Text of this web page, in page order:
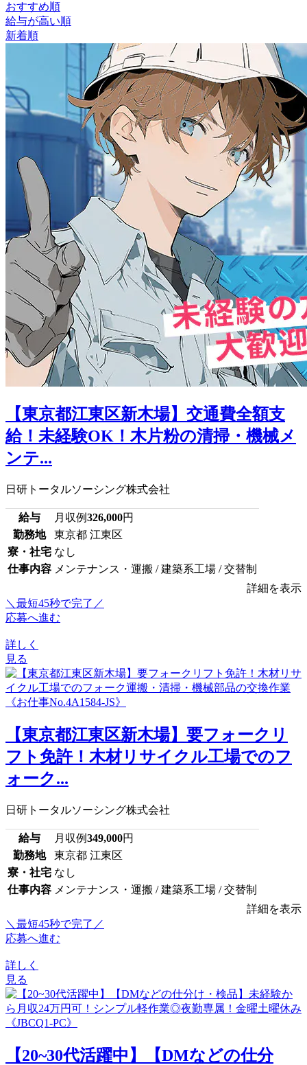
おすすめ順
給与が高い順
新着順
【東京都江東区新木場】交通費全額支
給！未経験OK！木片粉の清掃・機械メ
ンテ...
日研トータルソーシング株式会社
給与 月収例326,000円
勤務地
東京都 江東区
寮・社宅 なし
仕事内容 メンテナンス・運搬 / 建築系工場 / 交替制
詳細を表示
＼最短45秒で完了／
応募へ進む
詳しく
見る
【東京都江東区新木場】要フォークリ
フト免許！木材リサイクル工場でのフ
ォーク...
日研トータルソーシング株式会社
給与 月収例349,000円
勤務地
東京都 江東区
寮・社宅 なし
仕事内容 メンテナンス・運搬 / 建築系工場 / 交替制
詳細を表示
＼最短45秒で完了／
応募へ進む
詳しく
見る
【20~30代活躍中】【DMなどの仕分